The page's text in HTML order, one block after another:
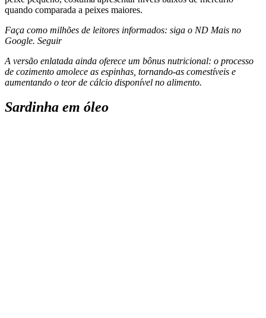
quando comparada a peixes maiores.
Faça como milhões de leitores informados: siga o ND Mais no
Google. Seguir
A versão enlatada ainda oferece um bônus nutricional: o processo
de cozimento amolece as espinhas, tornando-as comestíveis e
aumentando o teor de cálcio disponível no alimento.
Sardinha em óleo